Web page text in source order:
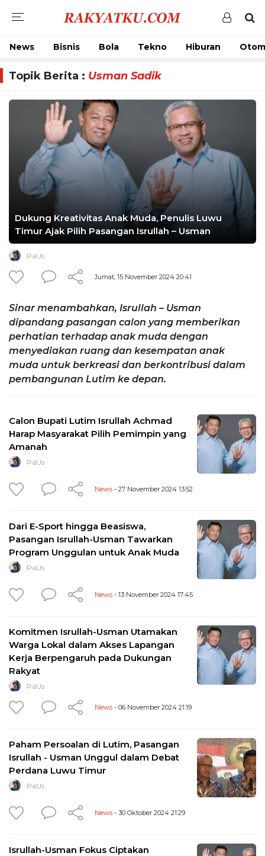
News Bisnis Bola Tekno Hiburan
Topik Berita : Usman Sadik
Dukung Kreativitas Anak Muda, Penulis Luwu
Timur Ajak Pilih Pasangan Isrullah – Usman
PaUs
Jumat, 15 November 2024 20:41
Sinar menambahkan, Isrullah – Usman
dipandang pasangan calon yang memberikan
perhatian terhadap anak muda dengan
menyediakan ruang dan kesempatan anak
muda untuk berkreasi dan berkontribusi dalam
pembangunan Lutim ke depan.
Calon Bupati Lutim Isrullah Achmad
Harap Masyarakat Pilih Pemimpin yang
Amanah
PaUs
News - 27 November 2024 13:52
Dari E-Sport hingga Beasiswa,
Pasangan Isrullah-Usman Tawarkan
Program Unggulan untuk Anak Muda
PaUs
News - 13 November 2024 17:45
Komitmen Isrullah-Usman Utamakan
Warga Lokal dalam Akses Lapangan
Kerja Berpengaruh pada Dukungan
Rakyat
PaUs
News - 06 November 2024 21:19
Paham Persoalan di Lutim, Pasangan
Isrullah - Usman Unggul dalam Debat
Perdana Luwu Timur
PaUs
News - 30 Oktober 2024 21:29
Isrullah-Usman Fokus Ciptakan